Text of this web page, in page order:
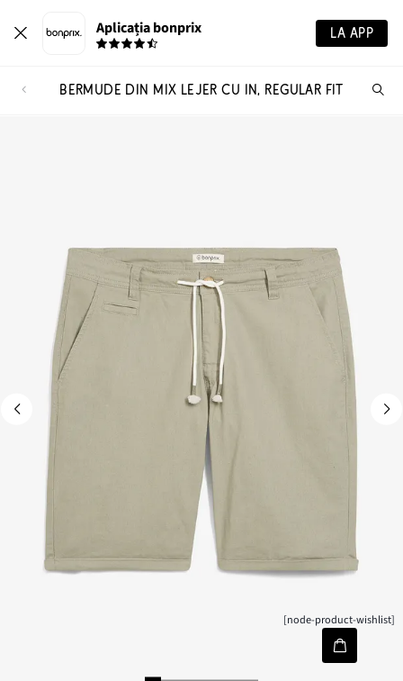
Aplicația bonprix LA APP
BERMUDE DIN MIX LEJER CU IN, REGULAR FIT
[node-product-wishlist]